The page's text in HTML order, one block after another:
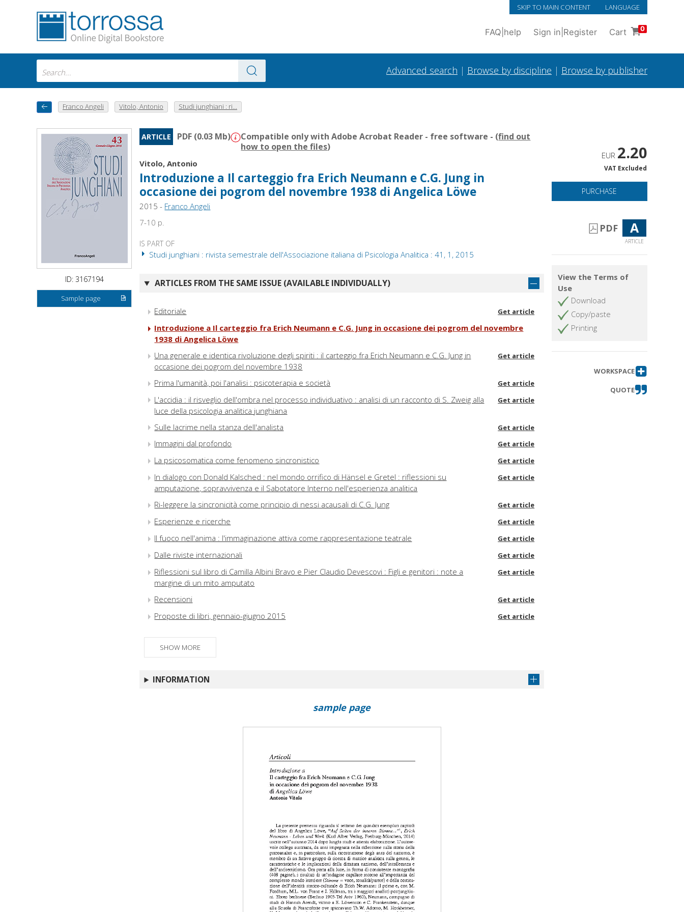
SKIP TO MAIN CONTENT LANGUAGE
FAQ help Sign in Register Cart 0
Advanced search | Browse by discipline | Browse by publisher
Franco Angeli Vitolo, Antonio Studi junghiani : ri...
ID: 3167194
Sample page
ARTICLE PDF (0.03 Mb) Compatible only with Adobe Acrobat Reader - free software - (find out
how to open the files)
Vitolo, Antonio
Introduzione a Il carteggio fra Erich Neumann e C.G. Jung in
occasione dei pogrom del novembre 1938 di Angelica Löwe
2015 - Franco Angeli
7-10 p.
IS PART OF
Studi junghiani : rivista semestrale dell'Associazione italiana di Psicologia Analitica : 41, 1, 2015
ARTICLES FROM THE SAME ISSUE (AVAILABLE INDIVIDUALLY)
Editoriale Get article
Introduzione a Il carteggio fra Erich Neumann e C.G. Jung in occasione dei pogrom del novembre
1938 di Angelica Löwe
Una generale e identica rivoluzione degli spiriti : il carteggio fra Erich Neumann e C.G. Jung in
occasione dei pogrom del novembre 1938
Get article
Prima l'umanità, poi l'analisi : psicoterapia e società Get article
L'accidia : il risveglio dell'ombra nel processo individuativo : analisi di un racconto di S. Zweig alla
luce della psicologia analitica junghiana
Get article
Sulle lacrime nella stanza dell'analista Get article
Immagini dal profondo Get article
La psicosomatica come fenomeno sincronistico Get article
In dialogo con Donald Kalsched : nel mondo orrifico di Hänsel e Gretel : riflessioni su
amputazione, sopravvivenza e il Sabotatore Interno nell'esperienza analitica
Get article
Ri-leggere la sincronicità come principio di nessi acausali di C.G. Jung Get article
Esperienze e ricerche Get article
Il fuoco nell'anima : l'immaginazione attiva come rappresentazione teatrale Get article
Dalle riviste internazionali Get article
Riflessioni sul libro di Camilla Albini Bravo e Pier Claudio Devescovi : Figli e genitori : note a
margine di un mito amputato
Get article
Recensioni Get article
Proposte di libri, gennaio-giugno 2015 Get article
SHOW MORE
INFORMATION
EUR 2.20
VAT Excluded
PURCHASE
PDF A
ARTICLE
View the Terms of
Use
Download
Copy/paste
Printing
WORKSPACE
QUOTE
sample page